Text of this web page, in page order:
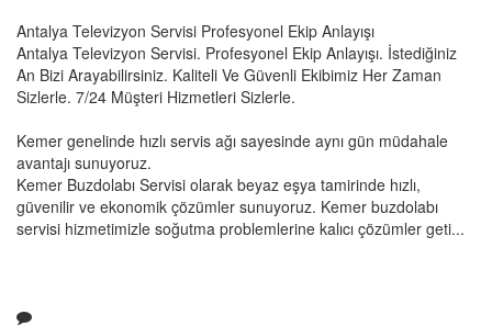
Antalya Televizyon Servisi Profesyonel Ekip Anlayışı
Antalya Televizyon Servisi. Profesyonel Ekip Anlayışı. İstediğiniz
An Bizi Arayabilirsiniz. Kaliteli Ve Güvenli Ekibimiz Her Zaman
Sizlerle. 7/24 Müşteri Hizmetleri Sizlerle.
Kemer genelinde hızlı servis ağı sayesinde aynı gün müdahale
avantajı sunuyoruz.
Kemer Buzdolabı Servisi olarak beyaz eşya tamirinde hızlı,
güvenilir ve ekonomik çözümler sunuyoruz. Kemer buzdolabı
servisi hizmetimizle soğutma problemlerine kalıcı çözümler geti...